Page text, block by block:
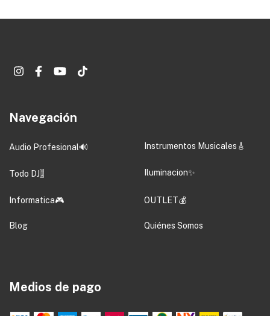
Navegación
Audio Profesional🔊 Instrumentos Musicales🎸
Todo DJ🎚️ Iluminacion✨
Informatica🎮 OUTLET💰
Blog Quiénes Somos
Medios de pago